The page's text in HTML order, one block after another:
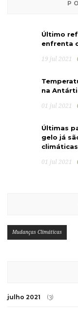
Último
enfrenta
19 jul 2021
na
01 jul 2021
Últimas
gelo já
climáticas
01 jul 2021
Mudanças Climáticas
julho 2021 (3)